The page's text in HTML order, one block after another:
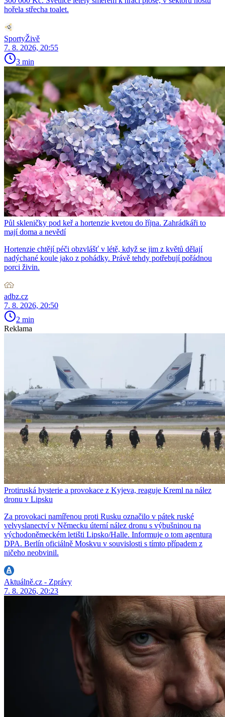
hořela střecha toalet.
SportyŽivě
7. 8. 2026, 20:55
3 min
Půl skleničky pod keř a hortenzie kvetou do října. Zahrádkáři to
mají doma a nevědí
Hortenzie chtějí péči obzvlášť v létě, když se jim z květů dělají
nadýchané koule jako z pohádky. Právě tehdy potřebují pořádnou
porci živin.
adbz.cz
7. 8. 2026, 20:50
2 min
Reklama
Protiruská hysterie a provokace z Kyjeva, reaguje Kreml na nález
dronu v Lipsku
Za provokaci namířenou proti Rusku označilo v pátek ruské
velvyslanectví v Německu úterní nález dronu s výbušninou na
východoněmeckém letišti Lipsko/Halle. Informuje o tom agentura
DPA. Berlín oficiálně Moskvu v souvislosti s tímto případem z
ničeho neobvinil.
Aktuálně.cz - Zprávy
7. 8. 2026, 20:23